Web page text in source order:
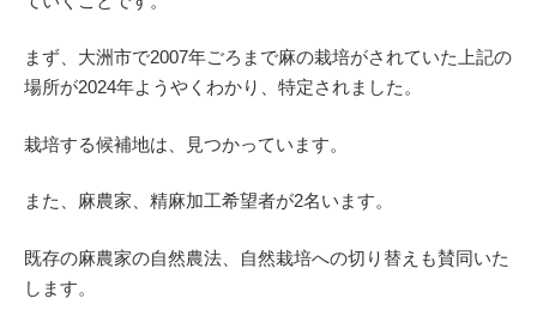
まず、大洲市で2007年ごろまで麻の栽培がされていた上記の
場所が2024年ようやくわかり、特定されました。
栽培する候補地は、見つかっています。
また、麻農家、精麻加工希望者が2名います。
既存の麻農家の自然農法、自然栽培への切り替えも賛同いた
します。